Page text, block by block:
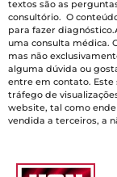
textos são as
consultório. O
para fazer
uma consulta médica.
mas não
alguma dúvida ou
entre em contato. Este
tráfego de
website, tal como
vendida a terceiros, a